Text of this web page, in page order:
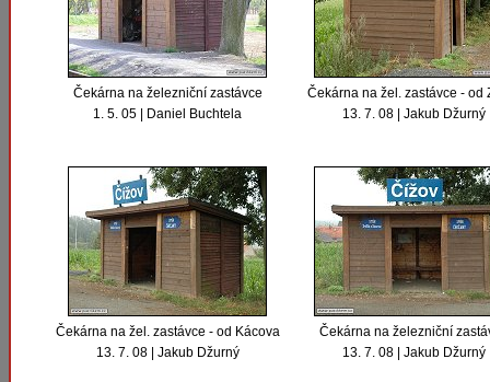
Čekárna na železniční zastávce
1. 5. 05 | Daniel Buchtela
Čekárna na žel. zastávce - od
13. 7. 08 | Jakub Džurný
Čekárna na žel. zastávce - od Kácova
13. 7. 08 | Jakub Džurný
Čekárna na železniční
13. 7. 08 | Jakub Džurný